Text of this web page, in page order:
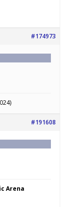
#174973
#191608
Arena